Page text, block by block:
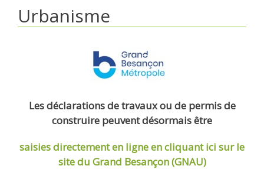
Urbanisme
Les déclarations de travaux ou de permis de
construire peuvent désormais être
saisies directement en ligneen cliquant ici sur le
site du Grand Besançon (GNAU)